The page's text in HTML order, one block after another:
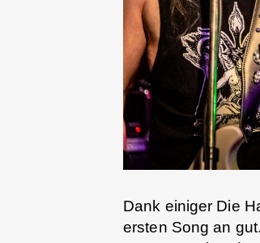
Dank einiger Die
ersten Song an